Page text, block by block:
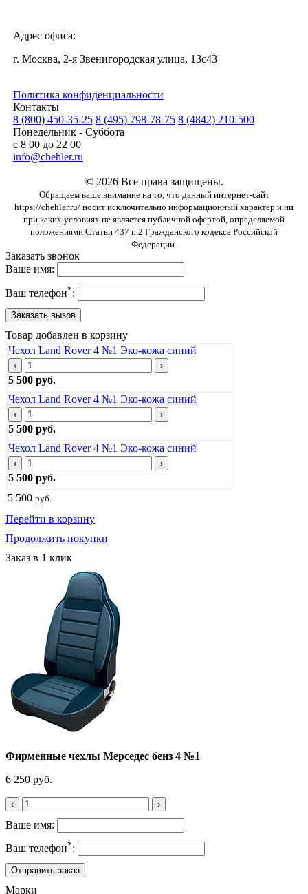
Адрес офиса:
г. Москва, 2-я Звенигородская улица, 13с43
Политика конфиденциальности
Контакты
8 (800) 450-35-25 8 (495) 798-78-75 8 (4842) 210-500
Понедельник - Суббота
с 8 00 до 22 00
info@chehler.ru
© 2026 Все права защищены.
Обращаем ваше внимание на то, что данный интернет-сайт
https://chehler.ru/ носит исключительно информационный характер и ни
при каких условиях не является публичной офертой, определяемой
положениями Статьи 437 п.2 Гражданского кодекса Российской
Федерации.
Заказать звонок
Ваше имя:
Ваш телефон*:
Товар добавлен в корзину
Чехол Land Rover 4 №1 Эко-кожа синий
‹ ›
5 500 руб.
Чехол Land Rover 4 №1 Эко-кожа синий
‹ ›
5 500 руб.
Чехол Land Rover 4 №1 Эко-кожа синий
‹ ›
5 500 руб.
5 500 руб.
Перейти в корзину
Продолжить покупки
Заказ в 1 клик
Фирменные чехлы Мерседес бенз 4 №1
6 250 руб.
‹ ›
Ваше имя:
Ваш телефон*:
Марки